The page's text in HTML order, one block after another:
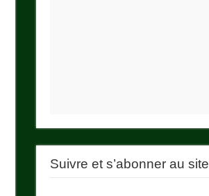
Suivre et s’abonner au site